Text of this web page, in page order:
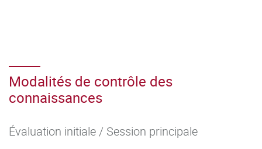
Modalités de contrôle des
connaissances
Évaluation initiale / Session principale